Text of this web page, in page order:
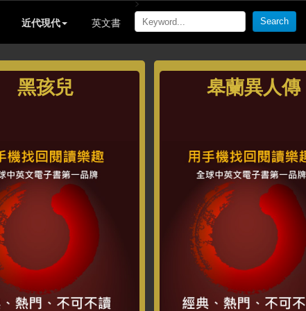
近代現代 英文書
黑孩兒 皋蘭異人傳